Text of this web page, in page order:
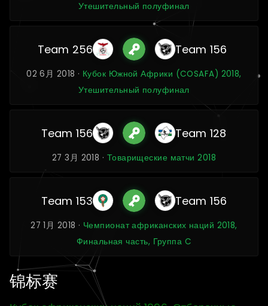
Утешительный полуфинал
Team 256 Team 156
02 6月 2018 · Кубок Южной Африки (COSAFA) 2018,
Утешительный полуфинал
Team 156 Team 128
27 3月 2018 · Товарищеские матчи 2018
Team 153 Team 156
27 1月 2018 · Чемпионат африканских наций 2018,
Финальная часть, Группа C
锦标赛